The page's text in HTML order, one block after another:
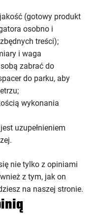
(gotowy produkt
osobno i
treści);
i waga
zabrać do
do parku, aby
wykonania
uzupełnieniem
nie tylko z opiniami
z tym, jak on
na naszej stronie.